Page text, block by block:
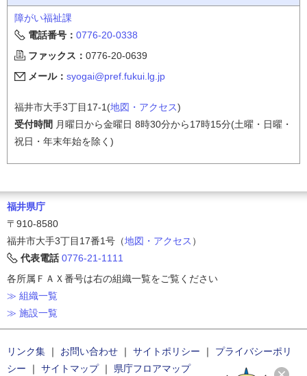
障がい福祉課
電話番号： 0776-20-0338
ファックス： 0776-20-0639
メール： syogai@pref.fukui.lg.jp
福井市大手3丁目17-1(地図・アクセス)
受付時間 月曜日から金曜日 8時30分から17時15分(土曜・日曜・
祝日・年末年始を除く)
福井県庁
〒910-8580
福井市大手3丁目17番1号（地図・アクセス ）
代表電話 0776-21-1111
各所属ＦＡＸ番号は右の組織一覧をご覧ください
≫ 組織一覧
≫ 施設一覧
リンク集 ｜ お問い合わせ ｜ サイトポリシー ｜
プライバシーポリ
シー ｜ サイトマップ｜ 県庁フロアマップ